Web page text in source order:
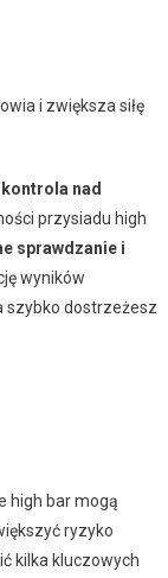
i zwiększa siłę
kontrola nad
przysiadu high
sprawdzanie i
wyników
szybko dostrzeżesz
high bar mogą
ryzyko
kilka kluczowych